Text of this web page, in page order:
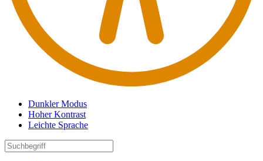
Dunkler Modus
Hoher Kontrast
Leichte Sprache